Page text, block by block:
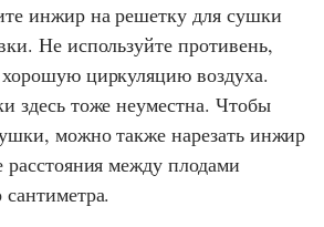
инжир на решетку для сушки
Не используйте противень,
циркуляцию воздуха.
здесь тоже неуместна. Чтобы
можно также нарезать инжир
расстояния между плодами
сантиметра.